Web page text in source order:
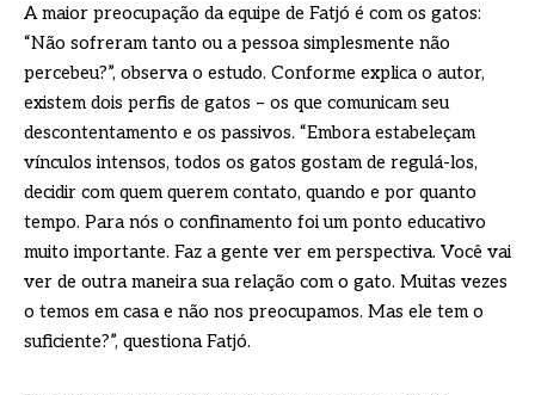
A maior preocupação da equipe de Fatjó é com os gatos:
“Não sofreram tanto ou a pessoa simplesmente não
percebeu?”, observa o estudo. Conforme explica o autor,
existem dois perfis de gatos – os que comunicam seu
descontentamento e os passivos. “Embora estabeleçam
vínculos intensos, todos os gatos gostam de regulá-los,
decidir com quem querem contato, quando e por quanto
tempo. Para nós o confinamento foi um ponto educativo
muito importante. Faz a gente ver em perspectiva. Você vai
ver de outra maneira sua relação com o gato. Muitas vezes
o temos em casa e não nos preocupamos. Mas ele tem o
suficiente?”, questiona Fatjó.